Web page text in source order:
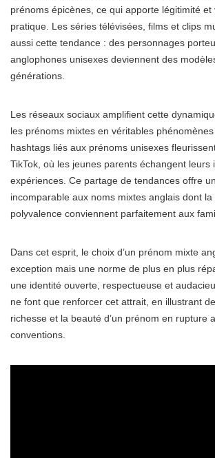
prénoms épicènes, ce qui apporte légitimité et
pratique. Les séries télévisées, films et clips
aussi cette tendance : des personnages
anglophones unisexes deviennent des
générations.
Les réseaux sociaux amplifient cette
les prénoms mixtes en véritables
hashtags liés aux prénoms unisexes
TikTok, où les jeunes parents échangent leurs
expériences. Ce partage de tendances offre
incomparable aux noms mixtes anglais dont
polyvalence conviennent parfaitement aux
Dans cet esprit, le choix d’un prénom mixte
exception mais une norme de plus en plus
une identité ouverte, respectueuse et
ne font que renforcer cet attrait, en illustrant
richesse et la beauté d’un prénom en rupture
conventions.